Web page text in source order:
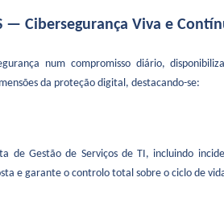
— Cibersegurança Viva e
num compromisso diário,
da proteção digital, destacando-se:
de Gestão de Serviços de TI, incluindo
e garante o controlo total sobre o ciclo de